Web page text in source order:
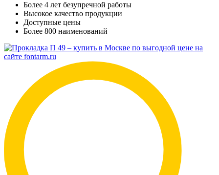
Более 4 лет безупречной работы
Высокое качество продукции
Доступные цены
Более 800 наименований